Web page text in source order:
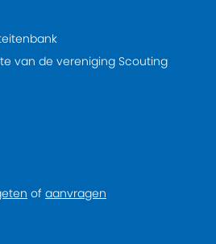
van de vereniging Scouting
of aanvragen